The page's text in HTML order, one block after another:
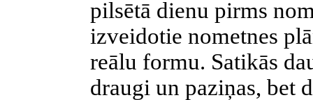
pilsētā dienu pirms
izveidotie nometnes
reālu formu. Satikās
draugi un paziņas, bet